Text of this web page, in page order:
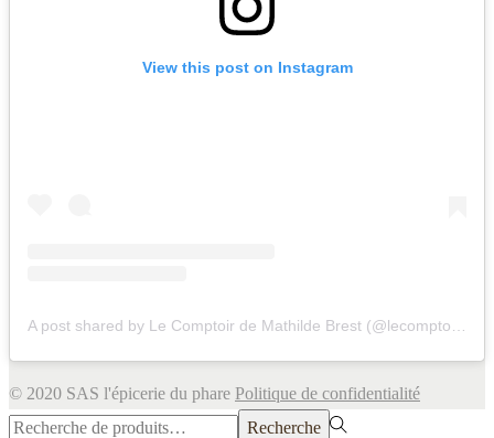
View this post on Instagram
© 2020 SAS l'épicerie du phare Politique de confidentialité
Rechercher
Recherche